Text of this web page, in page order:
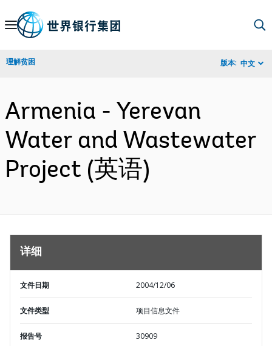
Skip
Navigation
理解贫困 版本: 中文
Armenia - Yerevan
Water and Wastewater
Project (英语)
详细
文件日期 2004/12/06
文件类型 项目信息文件
报告号 30909